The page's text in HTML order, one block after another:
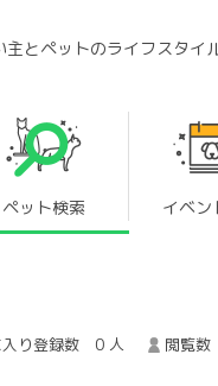
主とペットのライフスタイ
ペット検索 イベン
入り登録数 0 人 閲覧